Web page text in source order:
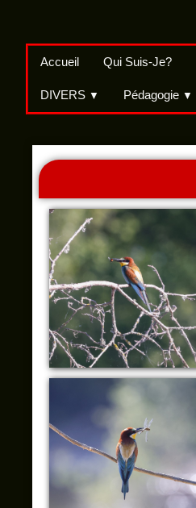
Accueil Qui Suis-Je?
DIVERS ▼ Pédagogie ▼